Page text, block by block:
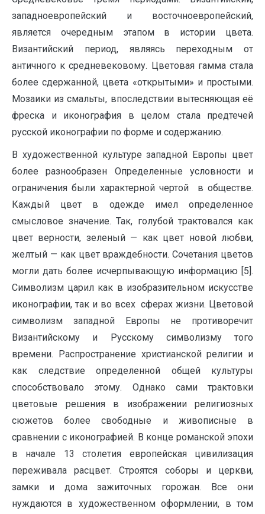
западноевропейский и восточноевропейский,
является очередным этапом в истории цвета.
Византийский период, являясь переходным от
античного к средневековому. Цветовая гамма стала
более сдержанной, цвета «открытыми» и простыми.
Мозаики из смальты, впоследствии вытесняющая её
фреска и иконография в целом стала предтечей
русской иконографии по форме и содержанию.
В художественной культуре западной Европы цвет
более разнообразен Определенные условности и
ограничения были характерной чертой в обществе.
Каждый цвет в одежде имел определенное
смысловое значение. Так, голубой трактовался как
цвет верности, зеленый — как цвет новой любви,
желтый — как цвет враждебности. Сочетания цветов
могли дать более исчерпывающую информацию [5].
Символизм царил как в изобразительном искусстве
иконографии, так и во всех сферах жизни. Цветовой
символизм западной Европы не противоречит
Византийскому и Русскому символизму того
времени. Распространение христианской религии и
как следствие определенной общей культуры
способствовало этому. Однако сами трактовки
цветовые решения в изображении религиозных
сюжетов более свободные и живописные в
сравнении с иконографией. В конце романской эпохи
в начале 13 столетия европейская цивилизация
переживала расцвет. Строятся соборы и церкви,
замки и дома зажиточных горожан. Все они
нуждаются в художественном оформлении, в том